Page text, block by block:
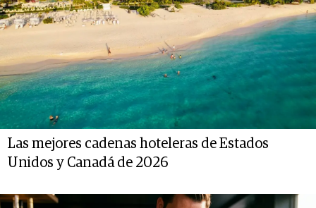
Las mejores cadenas hoteleras de Estados
Unidos y Canadá de 2026